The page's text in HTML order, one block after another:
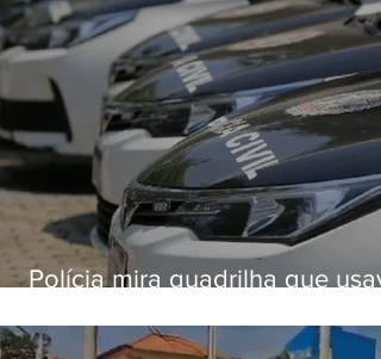
Polícia mira quadrilha que
o Comando Vermelho